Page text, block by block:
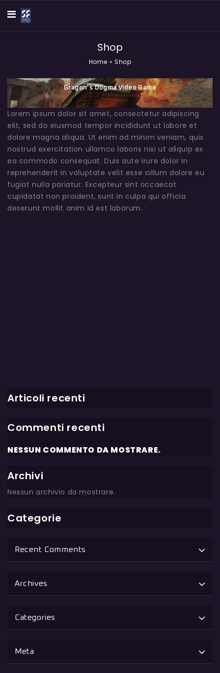
Shop
Home » Shop
Gragon’s Dogma Video Game
Lorem ipsum dolor sit amet, consectetur adipiscing
elit, sed do eiusmod tempor incididunt ut labore et
dolore magna aliqua. Ut enim ad minim veniam, quis
nostrud exercitation ullamco laboris nisi ut aliquip ex
ea commodo consequat. Duis aute irure dolor in
reprehenderit in voluptate velit esse cillum dolore eu
fugiat nulla pariatur. Excepteur sint occaecat
cupidatat non proident, sunt in culpa qui officia
deserunt mollit anim id est laborum.
Articoli recenti
Commenti recenti
NESSUN COMMENTO DA MOSTRARE.
Archivi
Nessun archivio da mostrare.
Categorie
Recent Comments
Archives
Categories
Meta